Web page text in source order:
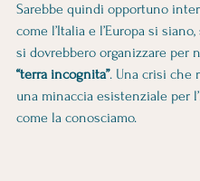
Sarebbe quindi opportuno
come l’Italia e l’Europa si
si dovrebbero organizzare per
“terra incognita”. Una crisi che
una minaccia esistenziale per
come la conosciamo.